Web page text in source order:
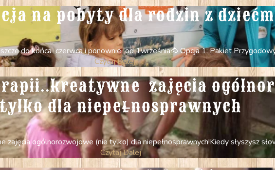
na pobyty dla rodzin z
do końca czerwca i ponownie od 1września ​ ​🐴 Opcja 1: Pakiet
Czytaj Dalej
zajęcia
tylko dla niepełnosprawnych
ogólnorozwojowe (nie tylko) dla niepełnosprawnych! ​Kiedy słyszysz
Czytaj Dalej